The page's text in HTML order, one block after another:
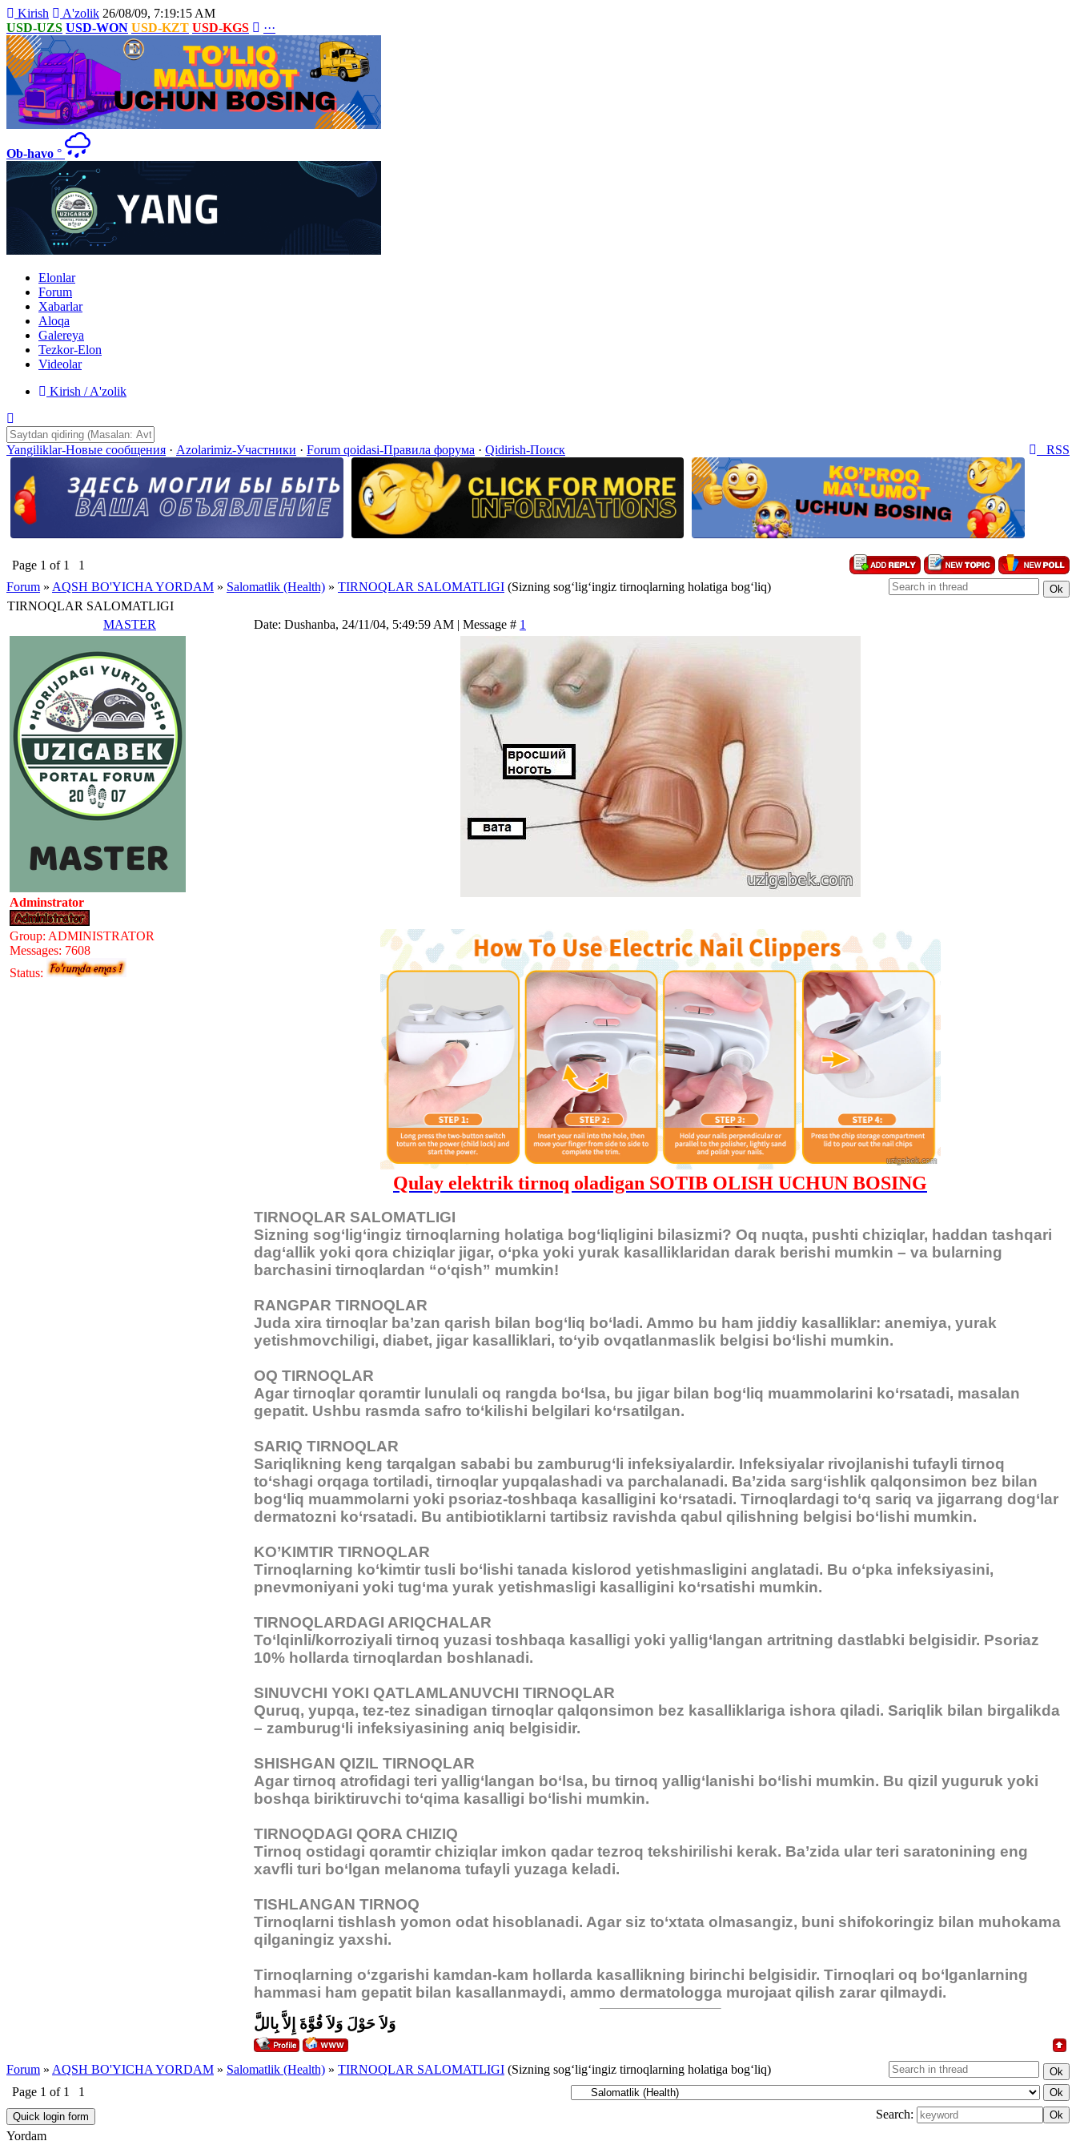
Kirish A'zolik 26/08/09, 7:19:15 AM
USD-UZS USD-WON USD-KZT USD-KGS ···
Ob-havo °
Elonlar
Forum
Xabarlar
Aloqa
Galereya
Tezkor-Elon
Videolar
Kirish / A'zolik
RSS
Yangiliklar-Новые сообщения · Azolarimiz-Участники · Forum qoidasi-Правила форума · Qidirish-Поиск
Page 1 of 1
1
Forum » AQSH BO'YICHA YORDAM » Salomatlik (Health) » TIRNOQLAR SALOMATLIGI (Sizning sog‘lig‘ingiz tirnoqlarning holatiga bog‘liq)
TIRNOQLAR SALOMATLIGI
MASTER
Date: Dushanba, 24/11/04, 5:49:59 AM | Message # 1
Adminstrator
Group: ADMINISTRATOR
Messages: 7608
Status:
Qulay elektrik tirnoq oladigan SOTIB OLISH UCHUN BOSING
TIRNOQLAR SALOMATLIGI
Sizning sog‘lig‘ingiz tirnoqlarning holatiga bog‘liqligini bilasizmi? Oq nuqta, pushti chiziqlar, haddan tashqari
dag‘allik yoki qora chiziqlar jigar, o‘pka yoki yurak kasalliklaridan darak berishi mumkin – va bularning
barchasini tirnoqlardan “o‘qish” mumkin!
RANGPAR TIRNOQLAR
Juda xira tirnoqlar ba’zan qarish bilan bog‘liq bo‘ladi. Ammo bu ham jiddiy kasalliklar: anemiya, yurak
yetishmovchiligi, diabet, jigar kasalliklari, to‘yib ovqatlanmaslik belgisi bo‘lishi mumkin.
OQ TIRNOQLAR
Agar tirnoqlar qoramtir lunulali oq rangda bo‘lsa, bu jigar bilan bog‘liq muammolarini ko‘rsatadi, masalan
gepatit. Ushbu rasmda safro to‘kilishi belgilari ko‘rsatilgan.
SARIQ TIRNOQLAR
Sariqlikning keng tarqalgan sababi bu zamburug‘li infeksiyalardir. Infeksiyalar rivojlanishi tufayli tirnoq
to‘shagi orqaga tortiladi, tirnoqlar yupqalashadi va parchalanadi. Ba’zida sarg‘ishlik qalqonsimon bez bilan
bog‘liq muammolarni yoki psoriaz-toshbaqa kasalligini ko‘rsatadi. Tirnoqlardagi to‘q sariq va jigarrang dog‘lar
dermatozni ko‘rsatadi. Bu antibiotiklarni tartibsiz ravishda qabul qilishning belgisi bo‘lishi mumkin.
KO’KIMTIR TIRNOQLAR
Tirnoqlarning ko‘kimtir tusli bo‘lishi tanada kislorod yetishmasligini anglatadi. Bu o‘pka infeksiyasini,
pnevmoniyani yoki tug‘ma yurak yetishmasligi kasalligini ko‘rsatishi mumkin.
TIRNOQLARDAGI ARIQCHALAR
To‘lqinli/korroziyali tirnoq yuzasi toshbaqa kasalligi yoki yallig‘langan artritning dastlabki belgisidir. Psoriaz
10% hollarda tirnoqlardan boshlanadi.
SINUVCHI YOKI QATLAMLANUVCHI TIRNOQLAR
Quruq, yupqa, tez-tez sinadigan tirnoqlar qalqonsimon bez kasalliklariga ishora qiladi. Sariqlik bilan birgalikda
– zamburug‘li infeksiyasining aniq belgisidir.
SHISHGAN QIZIL TIRNOQLAR
Agar tirnoq atrofidagi teri yallig‘langan bo‘lsa, bu tirnoq yallig‘lanishi bo‘lishi mumkin. Bu qizil yuguruk yoki
boshqa biriktiruvchi to‘qima kasalligi bo‘lishi mumkin.
TIRNOQDAGI QORA CHIZIQ
Tirnoq ostidagi qoramtir chiziqlar imkon qadar tezroq tekshirilishi kerak. Ba’zida ular teri saratonining eng
xavfli turi bo‘lgan melanoma tufayli yuzaga keladi.
TISHLANGAN TIRNOQ
Tirnoqlarni tishlash yomon odat hisoblanadi. Agar siz to‘xtata olmasangiz, buni shifokoringiz bilan muhokama
qilganingiz yaxshi.
Tirnoqlarning o‘zgarishi kamdan-kam hollarda kasallikning birinchi belgisidir. Tirnoqlari oq bo‘lganlarning
hammasi ham gepatit bilan kasallanmaydi, ammo dermatologga murojaat qilish zarar qilmaydi.
وَلاَ حَوْلَ وَلاَ قُوَّةَ إِلاَّ بِاللَّ
Forum » AQSH BO'YICHA YORDAM » Salomatlik (Health) » TIRNOQLAR SALOMATLIGI (Sizning sog‘lig‘ingiz tirnoqlarning holatiga bog‘liq)
Page 1 of 1
1
Search:
Yordam